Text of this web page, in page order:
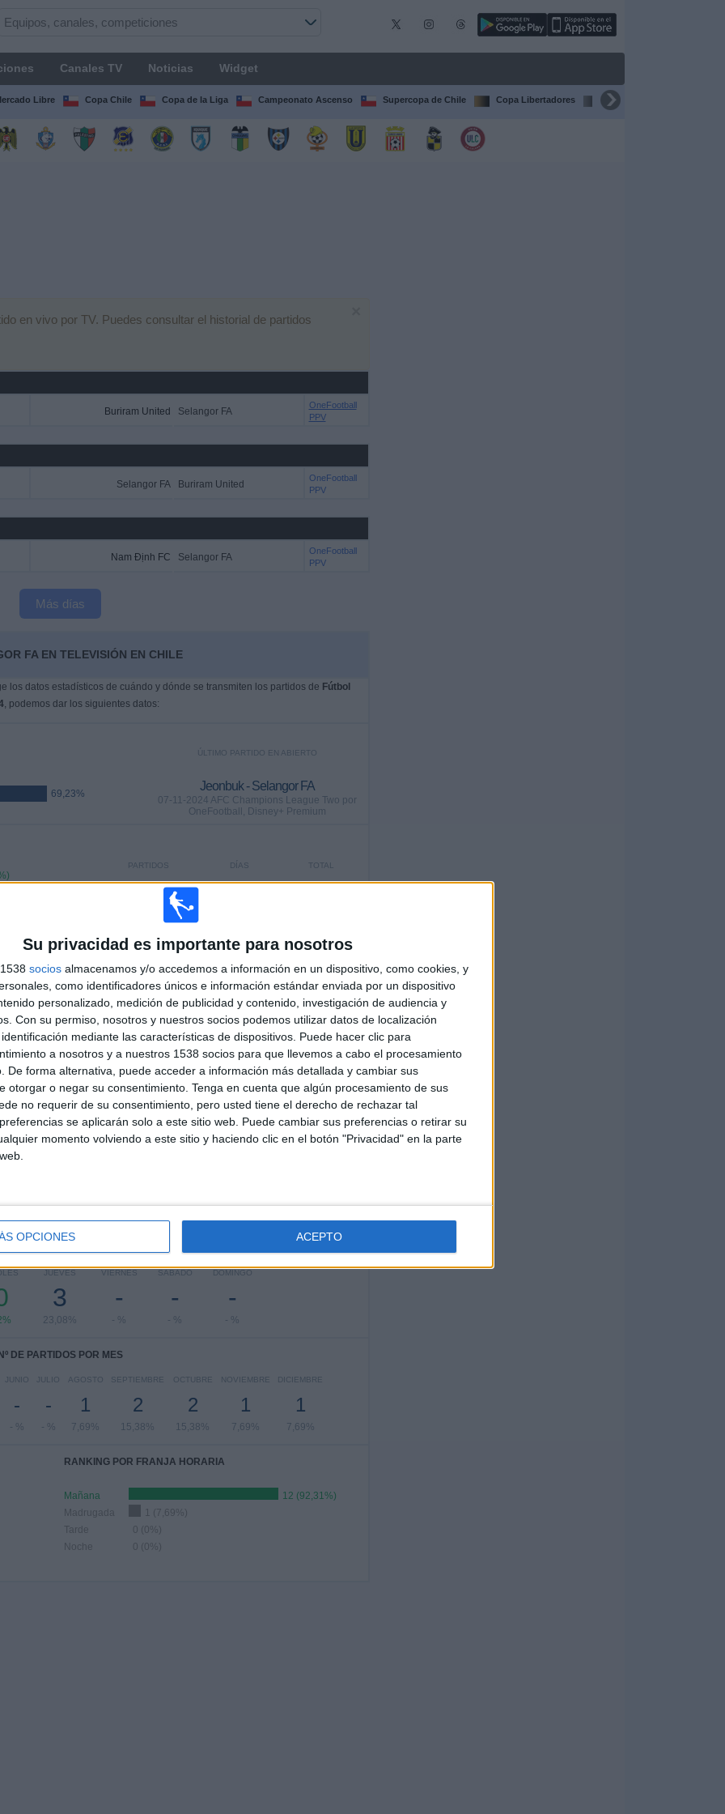
Su privacidad es importante para nosotros
socios almacenamos y/o accedemos a información en un dispositivo, como cookies, y
como identificadores únicos e información estándar enviada por un dispositivo
personalizado, medición de publicidad y contenido, investigación de audiencia y
Con su permiso, nosotros y nuestros socios podemos utilizar datos de localización
mediante las características de dispositivos. Puede hacer clic para
a nosotros y a nuestros 1538 socios para que llevemos a cabo el procesamiento
De forma alternativa, puede acceder a información más detallada y cambiar sus
otorgar o negar su consentimiento. Tenga en cuenta que algún procesamiento de sus
no requerir de su consentimiento, pero usted tiene el derecho de rechazar tal
se aplicarán solo a este sitio web. Puede cambiar sus preferencias o retirar su
momento volviendo a este sitio y haciendo clic en el botón "Privacidad" en la parte
OPCIONES ACEPTO
Canales TV Noticias Widget
Libre Copa Chile Copa de la Liga Campeonato Ascenso Supercopa de Chile Copa Libertadores Copa Sudamericana
en vivo por TV. Puedes consultar el historial de partidos
Buriram United Selangor FA
OneFootball
PPV
Selangor FA Buriram United
OneFootball
PPV
Nam Định FC Selangor FA
OneFootball
PPV
Más días
FA EN TELEVISIÓN EN CHILE
los datos estadísticos de cuándo y dónde se transmiten los partidos de Fútbol
, podemos dar los siguientes datos:
69,23%
ÚLTIMO PARTIDO EN ABIERTO
Jeonbuk - Selangor FA
07-11-2024 AFC Champions League Two por
OneFootball, Disney+ Premium
TOTAL
3
DÍAS
638
PARTIDOS
9
CONSECUTIVOS
DE PAGO
TOTAL
8
RIVALES
MÁXIMO
3
VS Buriram
United
TOTAL
2
COMPETICIONES
RANKING POR COMPETICIONES
ASEAN Club Championship
9 (69,23%)
AFC Champions League Two
4 (30,77%)
JUEVES
3
23,08%
VIERNES
-
- %
SÁBADO
-
- %
DOMINGO
-
- %
Nº DE PARTIDOS POR MES
JUNIO
-
- %
JULIO
-
- %
AGOSTO
1
7,69%
SEPTIEMBRE
2
15,38%
OCTUBRE
2
15,38%
NOVIEMBRE
1
7,69%
DICIEMBRE
1
7,69%
RANKING POR FRANJA HORARIA
Mañana
12 (92,31%)
Madrugada
1 (7,69%)
Tarde
0 (0%)
Noche
0 (0%)